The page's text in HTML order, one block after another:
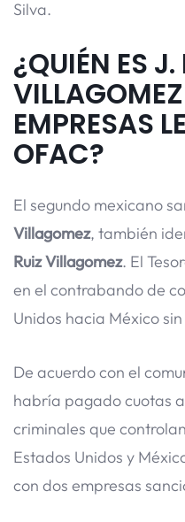
Silva.
¿QUIÉN ES
EMPRESAS
OFAC?
El segundo mexicano
Villagomez, también
Ruiz Villagomez. El
en el contrabando de
Unidos hacia México
De acuerdo con el
habría pagado cuotas
criminales que
Estados Unidos y
con dos empresas